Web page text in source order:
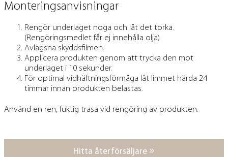
Monteringsanvisningar
Rengör underlaget noga och låt det torka.
(Rengöringsmedlet får ej innehålla olja)
Avlägsna skyddsfilmen.
Applicera produkten genom att trycka den mot
underlaget i 10 sekunder.
För optimal vidhäftningsförmåga låt limmet härda 24
timmar innan produkten belastas.
Använd en ren, fuktig trasa vid rengöring av produkten.
Hitta återförsäljare